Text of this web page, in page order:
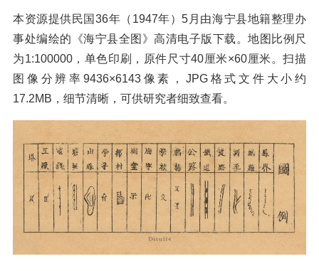
本资源提供民国36年（1947年）5月由海宁县地籍整理办
事处编绘的《海宁县全图》高清电子版下载。地图比例尺
为1:100000，单色印刷，原件尺寸40厘米×60厘米。扫描
图像分辨率9436×6143像素，JPG格式文件大小约
17.2MB，细节清晰，可供研究者细致查看。